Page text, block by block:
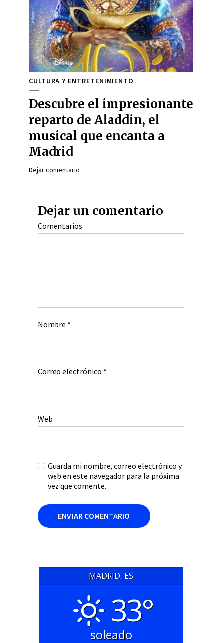
CULTURA Y ENTRETENIMIENTO
Descubre el impresionante
reparto de Aladdin, el
musical que encanta a
Madrid
Dejar comentario
Dejar un comentario
Comentarios
Nombre *
Correo electrónico *
Web
Guarda mi nombre, correo electrónico y
web en este navegador para la próxima
vez que comente.
MADRID, ES
33°
soleado